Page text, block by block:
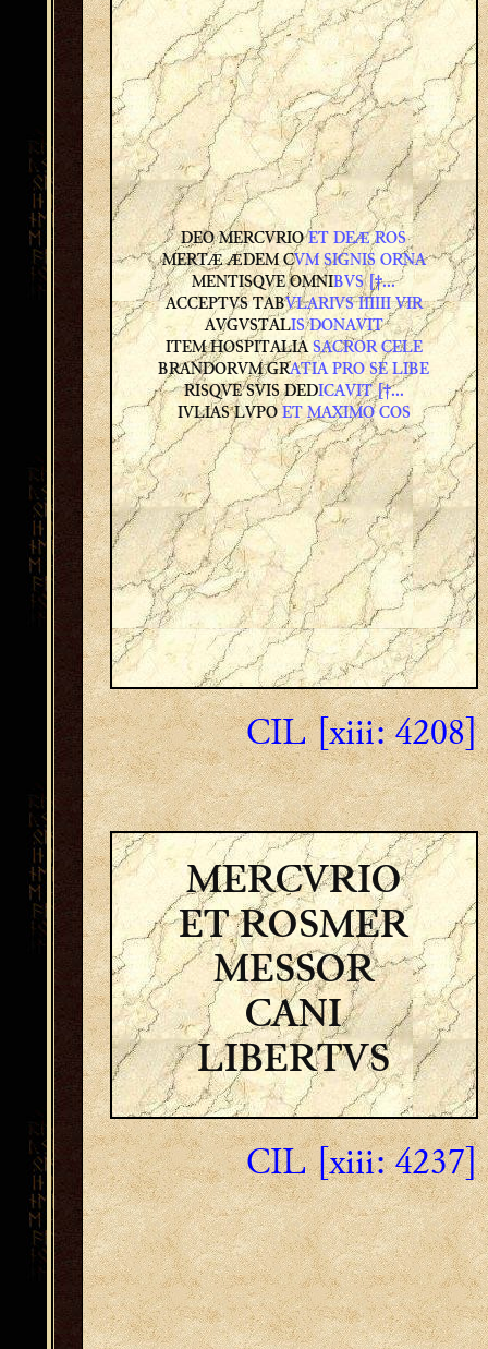
DEO MERCVRIOET DEÆ ROS
MERTÆ ÆDEM CVM SIGNIS ORNA
MENTISQVE OMNIBVS [†...
ACCEPTVS TABVLARIVS IIIIII VIR
AVGVSTALIS DONAVIT
ITEM HOSPITALIA SACROR CELE
BRANDORVM GRATIA PRO SE LIBE
RISQVE SVIS DEDICAVIT [†...
IVLIAS LVPOET MAXIMO COS
CIL [xiii: 4208]
MERCVRIO
ET ROSMER
MESSOR
CANI
LIBERTVS
CIL [xiii: 4237]